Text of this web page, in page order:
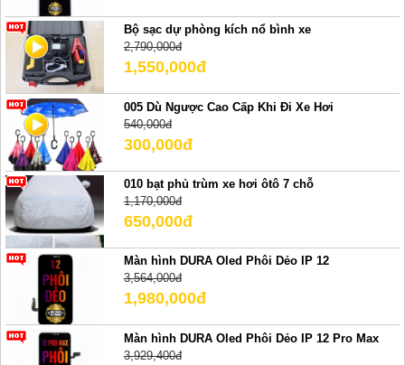
Bộ sạc dự phòng kích nổ bình xe
2,790,000đ
1,550,000đ
005 Dù Ngược Cao Cấp Khi Đi Xe Hơi
540,000đ
300,000đ
010 bạt phủ trùm xe hơi ôtô 7 chỗ
1,170,000đ
650,000đ
Màn hình DURA Oled Phôi Dẻo IP 12
3,564,000đ
1,980,000đ
Màn hình DURA Oled Phôi Dẻo IP 12 Pro Max
3,929,400đ